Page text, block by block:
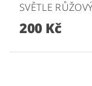
SVĚTLE
200 Kč